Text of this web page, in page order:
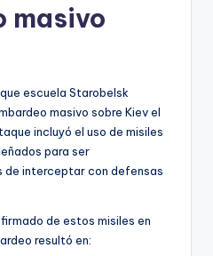
masivo
escuela Starobelsk
masivo sobre Kiev el
incluyó el uso de misiles
para ser
de interceptar con defensas
de estos misiles en
resultó en: